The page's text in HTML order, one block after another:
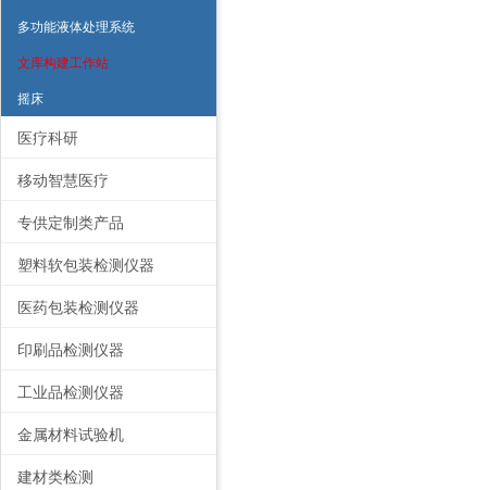
多功能液体处理系统
文库构建工作站
摇床
医疗科研
移动智慧医疗
专供定制类产品
塑料软包装检测仪器
医药包装检测仪器
印刷品检测仪器
工业品检测仪器
金属材料试验机
建材类检测